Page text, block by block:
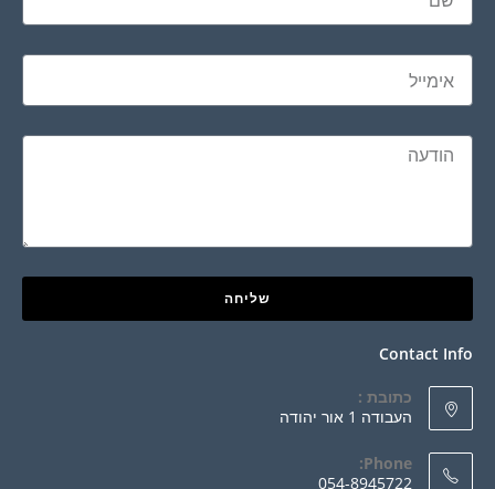
שליחה
Contact Info
כתובת :
העבודה 1 אור יהודה
Phone:
054-8945722